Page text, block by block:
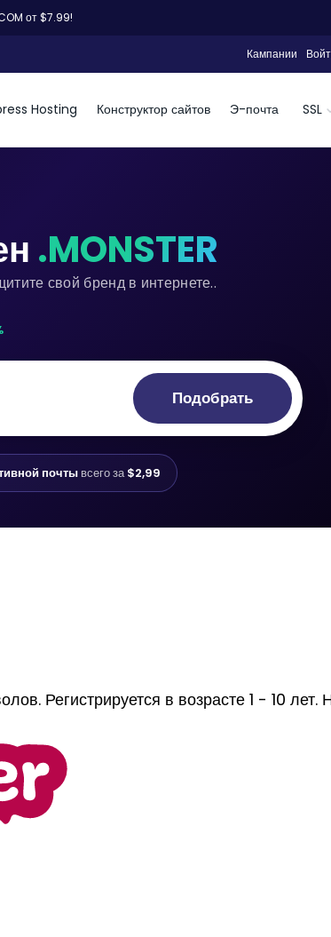
от $7.99!
Кампании
Hosting Конструктор сайтов Э-почта SSL
.MONSTER
свой бренд в интернете..
Подобрать
почты всего за$2,99
Регистрируется в возрасте 1 - 10 лет.